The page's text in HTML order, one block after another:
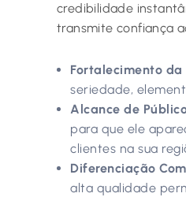
credibilidade
transmite confiança
Fortalecimento
seriedade,
Alcance de
para que ele
clientes na sua
Diferenciação
alta qualidade